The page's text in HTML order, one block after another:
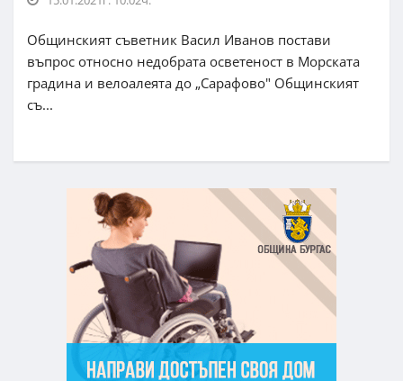
Общинският съветник Васил Иванов постави
въпрос относно недобрата осветеност в Морската
градина и велоалеята до „Сарафово" Общинският
съ...